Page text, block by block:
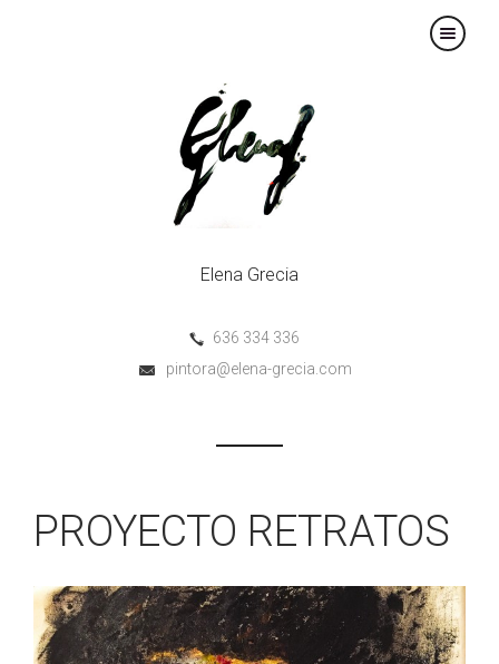
×
Elena Grecia
636 334 336
pintora@elena-grecia.com
PROYECTO RETRATOS